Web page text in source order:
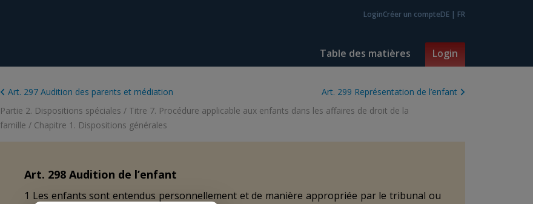
LoginCréer un compteDE | FR
Table des matières Login
Art. 297 Audition des parents et médiation
Art. 299 Représentation de l’enfant
Partie 2. Dispositions spéciales / Titre 7. Procédure applicable aux enfants dans les affaires de droit de la
famille / Chapitre 1. Dispositions générales
Art. 298 Audition de l’enfant
1 Les enfants sont entendus personnellement et de manière appropriée par le tribunal ou